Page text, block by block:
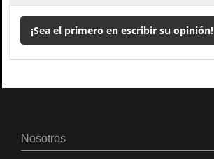
¡Sea el primero en escribir su opinión!
Nosotros